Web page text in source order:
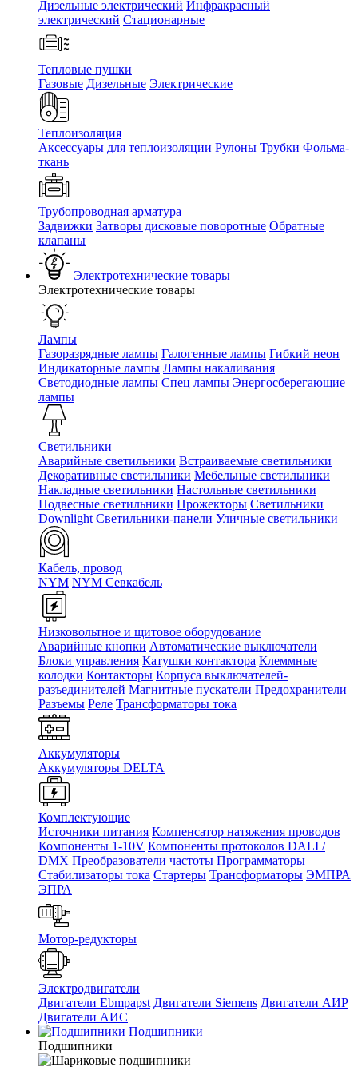
Дизельные электрический Инфракрасный
электрический Стационарные
Тепловые пушки
Газовые Дизельные Электрические
Теплоизоляция
Аксессуары для теплоизоляции Рулоны Трубки Фольма-
ткань
Трубопроводная арматура
Задвижки Затворы дисковые поворотные Обратные
клапаны
Электротехнические товары
Электротехнические товары
Лампы
Газоразрядные лампы Галогенные лампы Гибкий неон
Индикаторные лампы Лампы накаливания
Светодиодные лампы Спец лампы Энергосберегающие
лампы
Светильники
Аварийные светильники Встраиваемые светильники
Декоративные светильники Мебельные светильники
Накладные светильники Настольные светильники
Подвесные светильники Прожекторы Светильники
Downlight Светильники-панели Уличные светильники
Кабель, провод
NYM NYM Севкабель
Низковольтное и щитовое оборудование
Аварийные кнопки Автоматические выключатели
Блоки управления Катушки контактора Клеммные
колодки Контакторы Корпуса выключателей-
разъединителей Магнитные пускатели Предохранители
Разъемы Реле Трансформаторы тока
Аккумуляторы
Аккумуляторы DELTA
Комплектующие
Источники питания Компенсатор натяжения проводов
Компоненты 1-10V Компоненты протоколов DALI /
DMX Преобразователи частоты Программаторы
Стабилизаторы тока Стартеры Трансформаторы ЭМПРА
ЭПРА
Мотор-редукторы
Электродвигатели
Двигатели Ebmpapst Двигатели Siemens Двигатели АИР
Двигатели АИС
Подшипники
Подшипники